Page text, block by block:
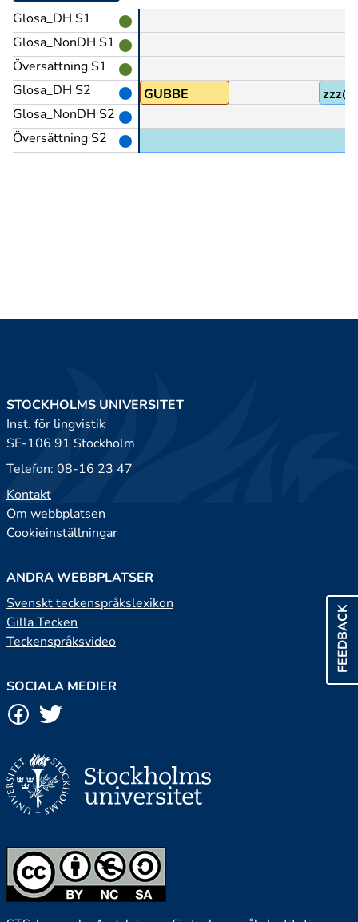
Glosa_DH S1
Glosa_NonDH S1
Översättning S1
Glosa_DH S2
Glosa_NonDH S2
Översättning S2
GUBBE
FEEDBACK
STOCKHOLMS UNIVERSITET
Inst. för lingvistik
SE-106 91 Stockholm
Telefon: 08-16 23 47
Kontakt
Om webbplatsen
Cookieinställningar
ANDRA WEBBPLATSER
Svenskt teckenspråkslexikon
Gilla Tecken
Teckenspråksvideo
SOCIALA MEDIER